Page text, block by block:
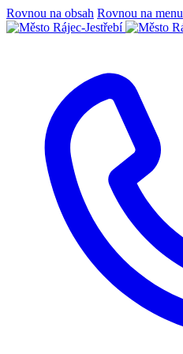
Rovnou na obsah Rovnou na menu